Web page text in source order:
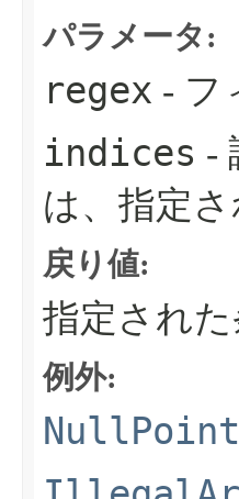
パラメータ:
regex - フ
indices -
は、指定
戻り値:
指定され
例外: